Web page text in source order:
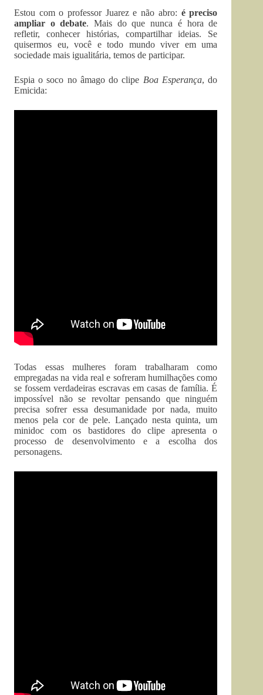
Estou com o professor Juarez e não abro: é preciso
ampliar o debate. Mais do que nunca é hora de
refletir, conhecer histórias, compartilhar ideias. Se
quisermos eu, você e todo mundo viver em uma
sociedade mais igualitária, temos de participar.
Espia o soco no âmago do clipe Boa Esperança, do
Emicida:
Todas essas mulheres foram trabalharam como
empregadas na vida real e sofreram humilhações como
se fossem verdadeiras escravas em casas de família. É
impossível não se revoltar pensando que ninguém
precisa sofrer essa desumanidade por nada, muito
menos pela cor de pele. Lançado nesta quinta, um
minidoc com os bastidores do clipe apresenta o
processo de desenvolvimento e a escolha dos
personagens.